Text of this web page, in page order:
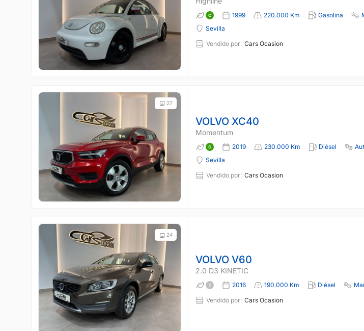
1999 220.000 Km Gasolina
Sevilla
Vendido por: Cars Ocasion
27
VOLVO XC40
Momentum
2019 230.000 Km Diésel
Sevilla
Vendido por: Cars Ocasion
24
VOLVO V60
2.0 D3 KINETIC
2016 190.000 Km Diésel
Vendido por: Cars Ocasion